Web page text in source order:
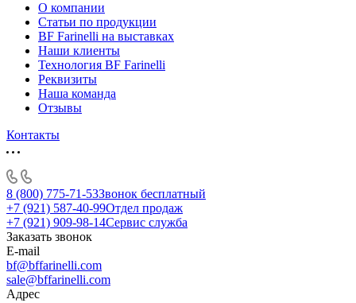
О компании
Статьи по продукции
BF Farinelli на выставках
Наши клиенты
Технология BF Farinelli
Реквизиты
Наша команда
Отзывы
Контакты
8 (800) 775-71-53Звонок бесплатный
+7 (921) 587-40-99Отдел продаж
+7 (921) 909-98-14Сервис служба
Заказать звонок
E-mail
bf@bffarinelli.com
sale@bffarinelli.com
Адрес